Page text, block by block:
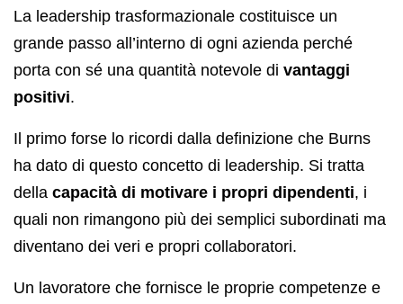
La leadership trasformazionale costituisce un
grande passo all’interno di ogni azienda perché
porta con sé una quantità notevole di vantaggi
positivi.
Il primo forse lo ricordi dalla definizione che Burns
ha dato di questo concetto di leadership. Si tratta
della capacità di motivare i propri dipendenti, i
quali non rimangono più dei semplici subordinati ma
diventano dei veri e propri collaboratori.
Un lavoratore che fornisce le proprie competenze e